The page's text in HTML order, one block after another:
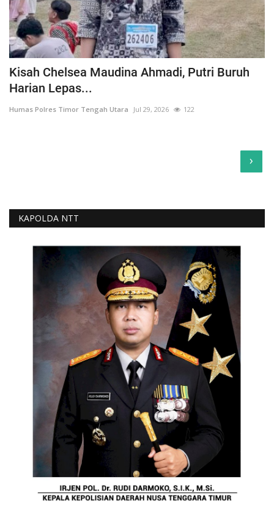
Kisah Chelsea Maudina Ahmadi, Putri Buruh
Harian Lepas...
Humas Polres Timor Tengah Utara Jul 29, 2026 122
›
KAPOLDA NTT